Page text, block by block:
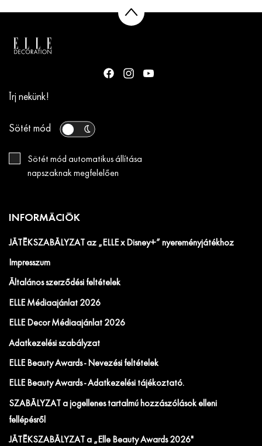
Írj nekünk!
Sötét mód
Sötét mód automatikus állítása
napszaknak megfelelően
INFORMÁCIÓK
JÁTÉKSZABÁLYZAT az „ELLE x Disney+” nyereményjátékhoz
Impresszum
Általános szerződési feltételek
ELLE Médiaajánlat 2026
ELLE Decor Médiaajánlat 2026
Adatkezelési szabályzat
ELLE Beauty Awards - Nevezési feltételek
ELLE Beauty Awards - Adatkezelési tájékoztató.
SZABÁLYZAT a jogellenes tartalmú hozzászólások elleni
fellépésről
JÁTÉKSZABÁLYZAT a „Elle Beauty Awards 2026"